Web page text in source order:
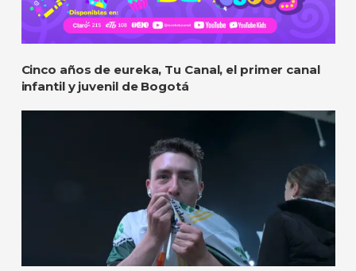
Cinco años de eureka, Tu Canal, el primer canal
infantil y juvenil de Bogotá